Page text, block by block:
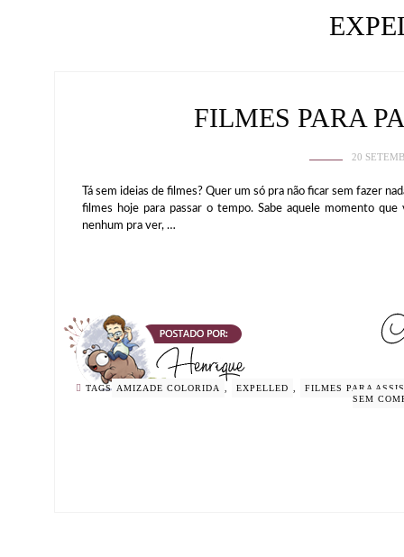
FILMES PARA
20
Tá sem ideias de filmes? Quer um só pra não ficar sem fazer
filmes hoje para passar o tempo. Sabe aquele momento
nenhum pra ver, …
TAGS AMIZADE COLORIDA , EXPELLED ,
FILMES PARA
SEM